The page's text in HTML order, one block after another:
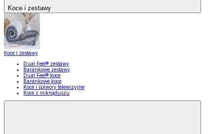
Koce i zestawy
Koce i zestawy
Dual Feel® zestawy
Barankowe zestawy
Dual Feel® koce
Barankowe koce
Koce i śpiwory telewizyjne
Koce z mikropluszu